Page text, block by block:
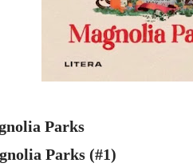
Parks
Parks (#1)